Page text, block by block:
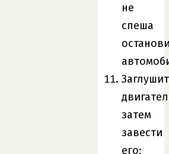
не
спеша
затем
завести
его;